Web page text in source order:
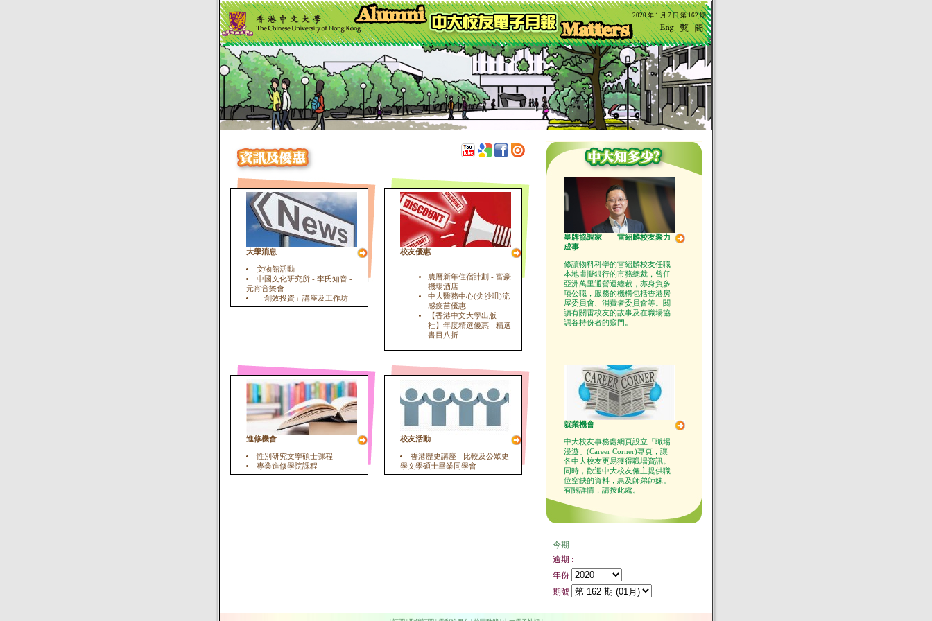
2020 年 1 月 7 日 第 162 期
大學消息
文物館活動
中國文化研究所 - 李氏知音 -
元宵音樂會
「創效投資」講座及工作坊
校友優惠
農曆新年住宿計劃 - 富豪
機場酒店
中大醫務中心(尖沙咀)流
感疫苗優惠
【香港中文大學出版
社】年度精選優惠 - 精選
書目八折
皇牌協調家——雷紹麟校友聚力
成事
修讀物料科學的雷紹麟校友任職
本地虛擬銀行的市務總裁，曾任
亞洲萬里通營運總裁，亦身負多
項公職，服務的機構包括香港房
屋委員會、消費者委員會等。閱
讀有關雷校友的故事及在職場協
調各持份者的竅門。
進修機會
性別研究文學碩士課程
專業進修學院課程
校友活動
香港歷史講座 - 比較及公眾史
學文學碩士畢業同學會
就業機會
中大校友事務處網頁設立「職場
漫遊」(Career Corner)專頁，讓
各中大校友更易獲得職場資訊。
同時，歡迎中大校友僱主提供職
位空缺的資料，惠及師弟師妹。
有關詳情，請按此處。
今期
逾期 :
年份
期號